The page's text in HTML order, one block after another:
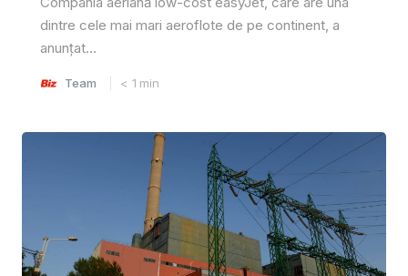
dintre cele mai mari aeroflote de pe continent, a
anunțat...
Team < 1 min